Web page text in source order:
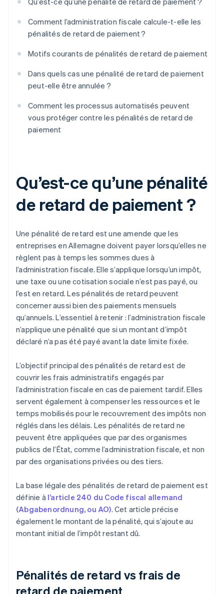
Comment l’administration fiscale calcule-t-elle les
pénalités de retard de paiement ?
Motifs courants de pénalités de retard de paiement
Dans quels cas une pénalité de retard de paiement
peut-elle être annulée ?
Comment les processus automatisés peuvent
vous protéger contre les pénalités de retard de
paiement
Qu’est-ce qu’une pénalité
de retard de paiement ?
Une pénalité de retard est une amende que les
entreprises en Allemagne doivent payer lorsqu’elles ne
règlent pas à temps les sommes dues à
l’administration fiscale. Elle s’applique lorsqu’un impôt,
une taxe ou une cotisation sociale n’est pas payé, ou
l’est en retard. Les pénalités de retard peuvent
concerner aussi bien des paiements mensuels
qu’annuels. L’essentiel à retenir : l’administration fiscale
n’applique une pénalité que si un montant d’impôt
déclaré n’a pas été payé avant la date limite fixée.
L’objectif principal des pénalités de retard est de
couvrir les frais administratifs engagés par
l’administration fiscale en cas de paiement tardif. Elles
servent également à compenser les ressources et le
temps mobilisés pour le recouvrement des impôts non
réglés dans les délais. Les pénalités de retard ne
peuvent être appliquées que par des organismes
publics de l’État, comme l’administration fiscale, et non
par des organisations privées ou des tiers.
La base légale des pénalités de retard de paiement est
définie à l’article 240 du Code fiscal allemand
(Abgabenordnung, ou AO). Cet article précise
également le montant de la pénalité, qui s’ajoute au
montant initial de l’impôt restant dû.
Pénalités de retard vs frais de